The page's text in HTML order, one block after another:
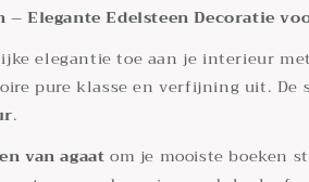
– Elegante Edelsteen Decoratie
elegantie toe aan je interieur
pure klasse en verfijning uit.
.
van agaat om je mooiste boeken